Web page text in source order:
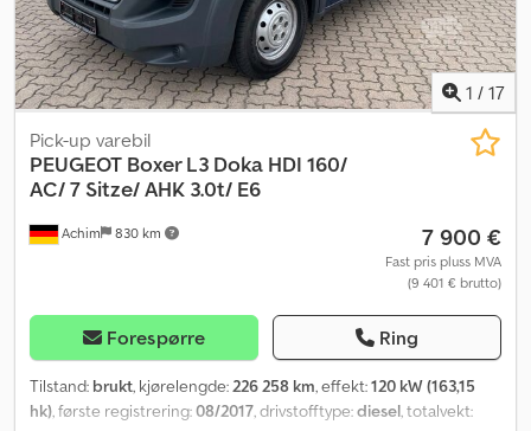
1 / 17
Achim 830 km
Pick-up varebil
PEUGEOT Boxer L3 Doka HDI 160/
AC/ 7 Sitze/ AHK 3.0t/ E6
7 900 €
Fast pris pluss MVA
(9 401 € brutto)
Forespørre Ring
Tilstand: brukt, kjørelengde: 226 258 km, effekt:120 kW (163,15
hk) , første registrering:08/2017 , drivstofftype:diesel , totalvekt: